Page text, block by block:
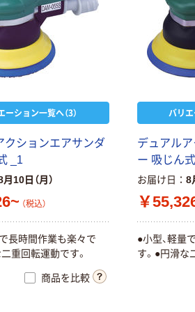
ーション一覧へ（3）
クションエアサンダ
_1
月10日（月）
（税込）
長時間作業も楽々で
重回転運動です。
商品を比較
バリエ
デュアル
ー 吸じん
お届け日 8
￥
●小型、軽量
す。●円滑な